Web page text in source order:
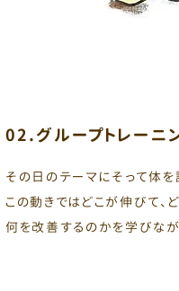
02.グループトレーニ
その日のテーマにそって体を
この動きではどこが伸びて、
何を改善するのかを学びなが